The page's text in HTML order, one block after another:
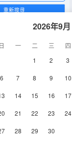
2026年9月
日 一 二 三
四
1
2 3
6 7 8 9 10
14 15 16 17
21 22 23 24
28 29 30
重新搜尋
空調